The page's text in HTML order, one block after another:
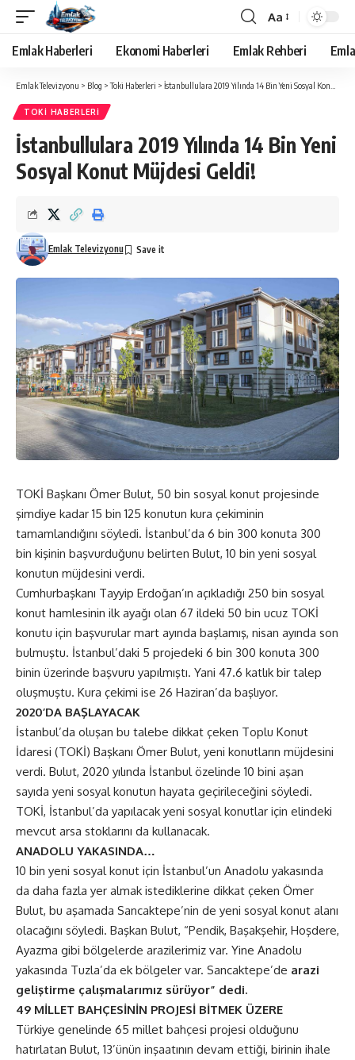
Yazı
Tipi
Boyutlandırıcı
Aa
Emlak Haberleri Ekonomi Haberleri Emlak Rehberi
Emlak Televizyonu > Blog >Toki Haberleri > İstanbullulara 2019 Yılında 14 Bin Yeni Sosyal Konut Müjdesi Geldi!
TOKI HABERLERI
İstanbullulara 2019 Yılında 14 Bin Yeni
Sosyal Konut Müjdesi Geldi!
Emlak Televizyonu
TOKİ Başkanı Ömer Bulut, 50 bin sosyal konut projesinde
şimdiye kadar 15 bin 125 konutun kura çekiminin
tamamlandığını söyledi. İstanbul’da 6 bin 300 konuta 300
bin kişinin başvurduğunu belirten Bulut, 10 bin yeni sosyal
konutun müjdesini verdi.
Cumhurbaşkanı Tayyip Erdoğan’ın açıkladığı 250 bin sosyal
konut hamlesinin ilk ayağı olan 67 ildeki 50 bin ucuz TOKİ
konutu için başvurular mart ayında başlamış, nisan ayında son
bulmuştu. İstanbul’daki 5 projedeki 6 bin 300 konuta 300
binin üzerinde başvuru yapılmıştı. Yani 47.6 katlık bir talep
oluşmuştu. Kura çekimi ise 26 Haziran’da başlıyor.
2020’DA BAŞLAYACAK
İstanbul’da oluşan bu talebe dikkat çeken Toplu Konut
İdaresi (TOKİ) Başkanı Ömer Bulut, yeni konutların müjdesini
verdi. Bulut, 2020 yılında İstanbul özelinde 10 bini aşan
sayıda yeni sosyal konutun hayata geçirileceğini söyledi.
TOKİ, İstanbul’da yapılacak yeni sosyal konutlar için elindeki
mevcut arsa stoklarını da kullanacak.
ANADOLU YAKASINDA…
10 bin yeni sosyal konut için İstanbul’un Anadolu yakasında
da daha fazla yer almak istediklerine dikkat çeken Ömer
Bulut, bu aşamada Sancaktepe’nin de yeni sosyal konut alanı
olacağını söyledi. Başkan Bulut, “Pendik, Başakşehir, Hoşdere,
Ayazma gibi bölgelerde arazilerimiz var. Yine Anadolu
yakasında Tuzla’da ek bölgeler var. Sancaktepe’de arazi
geliştirme çalışmalarımız sürüyor” dedi.
49 MİLLET BAHÇESİNİN PROJESİ BİTMEK ÜZERE
Türkiye genelinde 65 millet bahçesi projesi olduğunu
hatırlatan Bulut, 13’ünün inşaatının devam ettiği, birinin ihale